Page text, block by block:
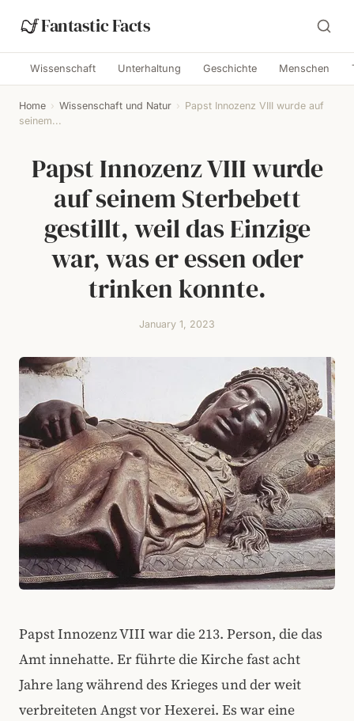
Fantastic Facts
Wissenschaft Unterhaltung Geschichte Menschen
Home › Wissenschaft und Natur › Papst Innozenz VIII wurde auf
seinem...
Papst Innozenz VIII wurde
auf seinem Sterbebett
gestillt, weil das Einzige
war, was er essen oder
trinken konnte.
January 1, 2023
Papst Innozenz VIII war die 213. Person, die das
Amt innehatte. Er führte die Kirche fast acht
Jahre lang während des Krieges und der weit
verbreiteten Angst vor Hexerei. Es war eine